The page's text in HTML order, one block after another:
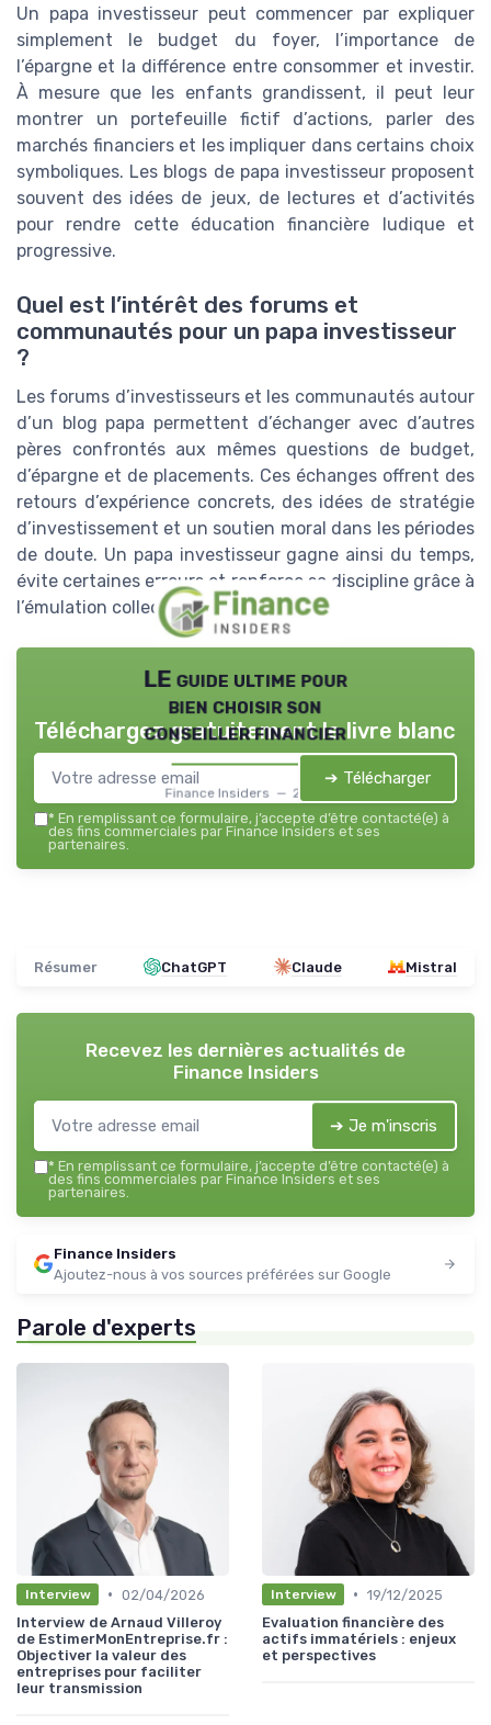
Un papa investisseur peut commencer par expliquer
simplement le budget du foyer, l’importance de
l’épargne et la différence entre consommer et investir.
À mesure que les enfants grandissent, il peut leur
montrer un portefeuille fictif d’actions, parler des
marchés financiers et les impliquer dans certains choix
symboliques. Les blogs de papa investisseur proposent
souvent des idées de jeux, de lectures et d’activités
pour rendre cette éducation financière ludique et
progressive.
Quel est l’intérêt des forums et
communautés pour un papa investisseur
?
Les forums d’investisseurs et les communautés autour
d’un blog papa permettent d’échanger avec d’autres
pères confrontés aux mêmes questions de budget,
d’épargne et de placements. Ces échanges offrent des
retours d’expérience concrets, des idées de stratégie
d’investissement et un soutien moral dans les périodes
de doute. Un papa investisseur gagne ainsi du temps,
évite certaines erreurs et renforce sa discipline grâce à
l’émulation collective.
LE guide ultime pour
bien choisir son
conseiller financier
Finance Insiders — 2026
Téléchargez gratuitement le livre blanc
➔ Télécharger
* En remplissant ce formulaire, j’accepte d’être contacté(e) à
des fins commerciales par Finance Insiders et ses
partenaires.
Résumer ChatGPT Claude Mistral
Recevez les dernières actualités de
Finance Insiders
➔ Je m'inscris
* En remplissant ce formulaire, j’accepte d’être contacté(e) à
des fins commerciales par Finance Insiders et ses
partenaires.
Finance Insiders
Ajoutez-nous à vos sources préférées sur Google
Parole d'experts
Interview • 02/04/2026
Interview de Arnaud Villeroy
de EstimerMonEntreprise.fr :
Objectiver la valeur des
entreprises pour faciliter
leur transmission
Interview • 19/12/2025
Evaluation financière des
actifs immatériels : enjeux
et perspectives